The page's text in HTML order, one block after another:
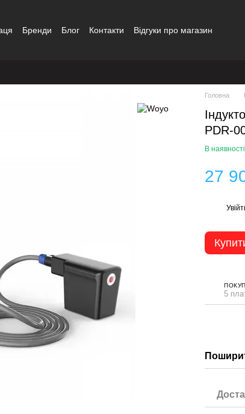
Бренди Блог Контакти Відгуки про магазин
Головна
PDR-
В наявності
27
5